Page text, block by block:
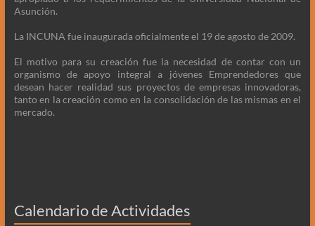
Asunción.
La INCUNA fue inaugurada oficialmente el 19 de agosto de 2009.
El motivo para su creación fue la necesidad de contar con un
organismo de apoyo integral a jóvenes Emprendedores que
desean hacer realidad sus proyectos de empresas innovadoras,
tanto en la creación como en la consolidación de las mismas en el
mercado.
Calendario de Actividades